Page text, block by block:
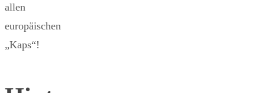
allen
europäischen
„Kaps“!